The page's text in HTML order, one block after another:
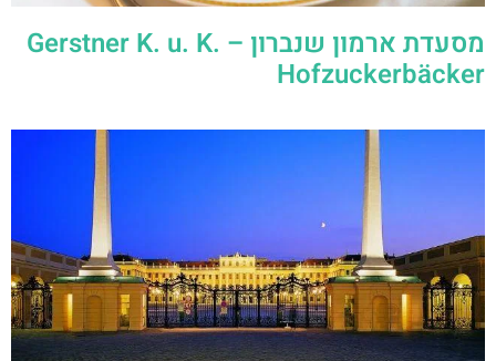
מסעדת ארמון שנברון – Gerstner K. u. K.
Hofzuckerbäcker